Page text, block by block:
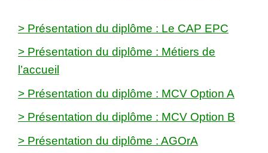
> Présentation du diplôme : Le CAP EPC
> Présentation du diplôme : Métiers de
l’accueil
> Présentation du diplôme : MCV Option A
> Présentation du diplôme : MCV Option B
> Présentation du diplôme : AGOrA